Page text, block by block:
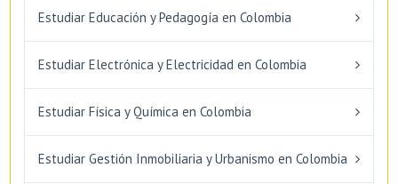
Estudiar Educación y Pedagogía en Colombia
Estudiar Electrónica y Electricidad en Colombia
Estudiar Física y Química en Colombia
Estudiar Gestión Inmobiliaria y Urbanismo en Colombia